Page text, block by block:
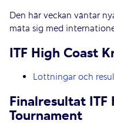
Den här veckan väntar
mäta sig med
ITF High Coast
Lottningar och
Finalresultat ITF
Tournament